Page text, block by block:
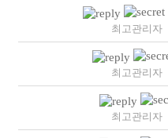
최고관리자
최고관리자
최고관리자